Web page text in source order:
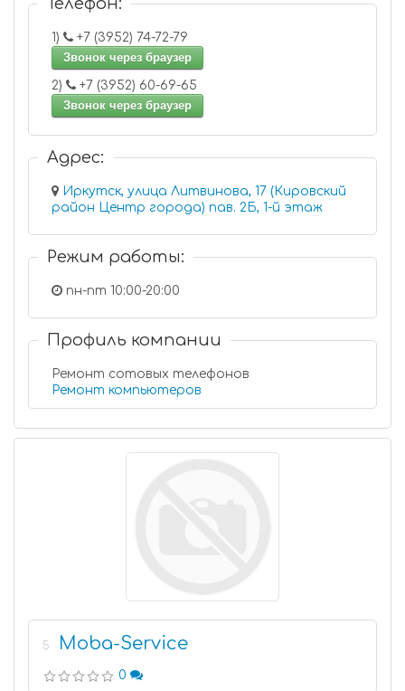
Телефон:
1)
+7 (3952) 74-72-79
Звонок через браузер
2)
+7 (3952) 60-69-65
Звонок через браузер
Адрес:
Иркутск, улица Литвинова, 17 (Кировский
район Центр города) пав. 2Б, 1-й этаж
Режим работы:
пн-пт 10:00-20:00
Профиль компании
Ремонт сотовых телефонов
Ремонт компьютеров
5 Moba-Service
0